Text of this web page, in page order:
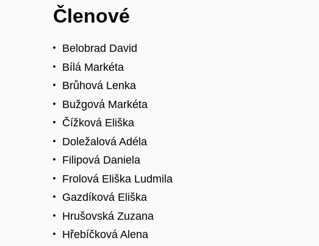
Členové
Belobrad David
Bílá Markéta
Brůhová Lenka
Bužgová Markéta
Čížková Eliška
Doležalová Adéla
Filipová Daniela
Frolová Eliška Ludmila
Gazdíková Eliška
Hrušovská Zuzana
Hřebíčková Alena